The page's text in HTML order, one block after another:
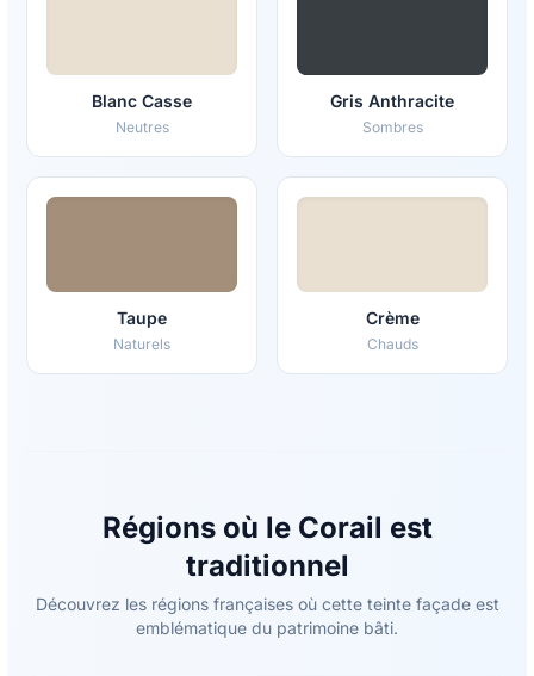
Blanc Casse
Neutres
Gris Anthracite
Sombres
Taupe
Naturels
Crème
Chauds
Régions où le Corail est
traditionnel
Découvrez les régions françaises où cette teinte façade est
emblématique du patrimoine bâti.